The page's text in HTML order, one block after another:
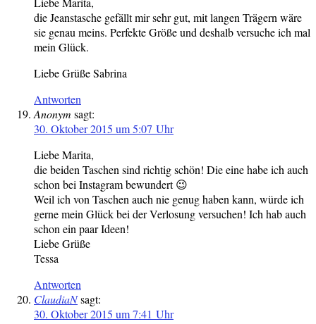
die Jeanstasche gefällt mir sehr gut, mit langen Trägern wäre
sie genau meins. Perfekte Größe und deshalb versuche ich mal
mein Glück.
Liebe Grüße Sabrina
Antworten
Anonym sagt:
30. Oktober 2015 um 5:07 Uhr
Liebe Marita,
die beiden Taschen sind richtig schön! Die eine habe ich auch
schon bei Instagram bewundert 😉
Weil ich von Taschen auch nie genug haben kann, würde ich
gerne mein Glück bei der Verlosung versuchen! Ich hab auch
schon ein paar Ideen!
Liebe Grüße
Tessa
Antworten
ClaudiaNsagt:
30. Oktober 2015 um 7:41 Uhr